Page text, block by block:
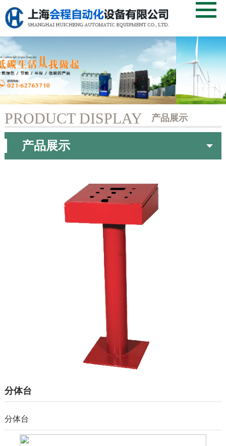
PRODUCT DISPLAY 产品展示
产品展示
分体台
分体台